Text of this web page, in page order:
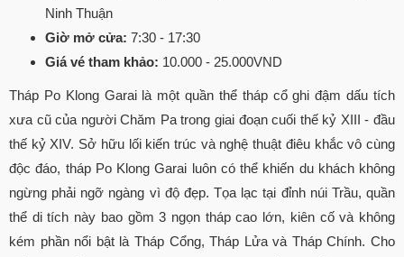
Ninh Thuận
Giờ mở cửa: 7:30 - 17:30
Giá vé tham khảo: 10.000 - 25.000VND
Tháp Po Klong Garai là một quần thể tháp cổ ghi đậm dấu tích
xưa cũ của người Chăm Pa trong giai đoạn cuối thế kỷ XIII - đầu
thế kỷ XIV. Sở hữu lối kiến trúc và nghệ thuật điêu khắc vô cùng
độc đáo, tháp Po Klong Garai luôn có thể khiến du khách không
ngừng phải ngỡ ngàng vì độ đẹp. Tọa lạc tại đỉnh núi Trầu, quần
thể di tích này bao gồm 3 ngọn tháp cao lớn, kiên cố và không
kém phần nổi bật là Tháp Cổng, Tháp Lửa và Tháp Chính. Cho